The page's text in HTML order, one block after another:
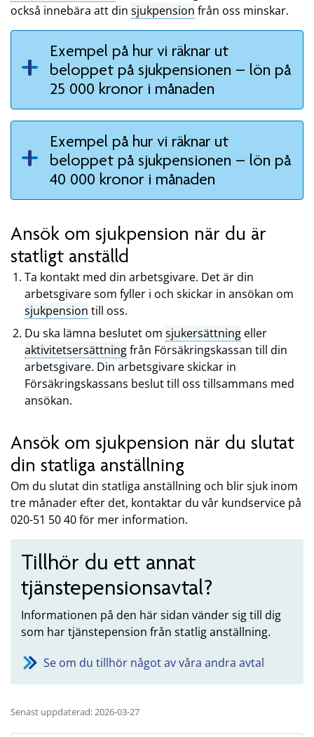
också innebära att din sjukpension från oss minskar.
Exempel på hur vi räknar ut
beloppet på sjukpensionen – lön på
25 000 kronor i månaden
Exempel på hur vi räknar ut
beloppet på sjukpensionen – lön på
40 000 kronor i månaden
Ansök om sjukpension när du är
statligt anställd
Ta kontakt med din arbetsgivare. Det är din
arbetsgivare som fyller i och skickar in ansökan om
sjukpension till oss.
Du ska lämna beslutet om sjukersättning eller
aktivitetsersättningfrån Försäkringskassan till din
arbetsgivare. Din arbetsgivare skickar in
Försäkringskassans beslut till oss tillsammans med
ansökan.
Ansök om sjukpension när du slutat
din statliga anställning
Om du slutat din statliga anställning och blir sjuk inom
tre månader efter det, kontaktar du vår kundservice på
020-51 50 40 för mer information.
Tillhör du ett annat
tjänstepensionsavtal?
Informationen på den här sidan vänder sig till dig
som har tjänstepension från statlig anställning.
Se om du tillhör något av våra andra avtal
Senast uppdaterad: 2026-03-27